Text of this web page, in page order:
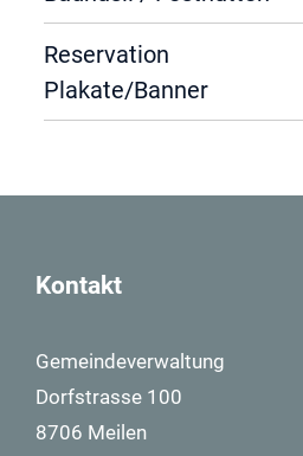
Reservation
Plakate/Banner
Kontakt
Gemeindeverwaltung
Dorfstrasse 100
8706 Meilen